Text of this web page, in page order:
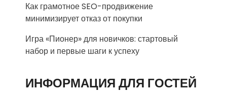
Как грамотное SEO-продвижение
минимизирует отказ от покупки
Игра «Пионер» для новичков: стартовый
набор и первые шаги к успеху
ИНФОРМАЦИЯ ДЛЯ ГОСТЕЙ